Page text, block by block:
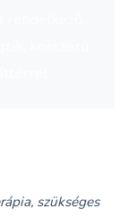
szükséges